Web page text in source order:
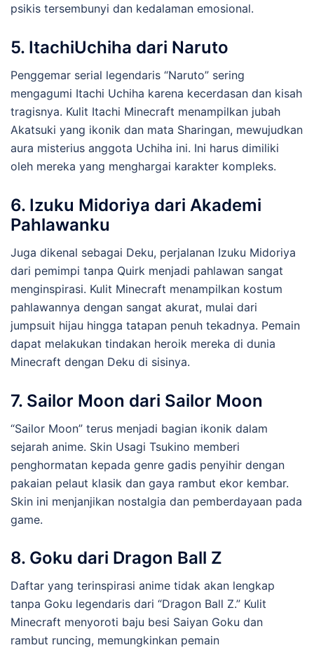
psikis tersembunyi dan kedalaman emosional.
5. ItachiUchiha dari Naruto
Penggemar serial legendaris “Naruto” sering
mengagumi Itachi Uchiha karena kecerdasan dan kisah
tragisnya. Kulit Itachi Minecraft menampilkan jubah
Akatsuki yang ikonik dan mata Sharingan, mewujudkan
aura misterius anggota Uchiha ini. Ini harus dimiliki
oleh mereka yang menghargai karakter kompleks.
6. Izuku Midoriya dari Akademi
Pahlawanku
Juga dikenal sebagai Deku, perjalanan Izuku Midoriya
dari pemimpi tanpa Quirk menjadi pahlawan sangat
menginspirasi. Kulit Minecraft menampilkan kostum
pahlawannya dengan sangat akurat, mulai dari
jumpsuit hijau hingga tatapan penuh tekadnya. Pemain
dapat melakukan tindakan heroik mereka di dunia
Minecraft dengan Deku di sisinya.
7. Sailor Moon dari Sailor Moon
“Sailor Moon” terus menjadi bagian ikonik dalam
sejarah anime. Skin Usagi Tsukino memberi
penghormatan kepada genre gadis penyihir dengan
pakaian pelaut klasik dan gaya rambut ekor kembar.
Skin ini menjanjikan nostalgia dan pemberdayaan pada
game.
8. Goku dari Dragon Ball Z
Daftar yang terinspirasi anime tidak akan lengkap
tanpa Goku legendaris dari “Dragon Ball Z.” Kulit
Minecraft menyoroti baju besi Saiyan Goku dan
rambut runcing, memungkinkan pemain